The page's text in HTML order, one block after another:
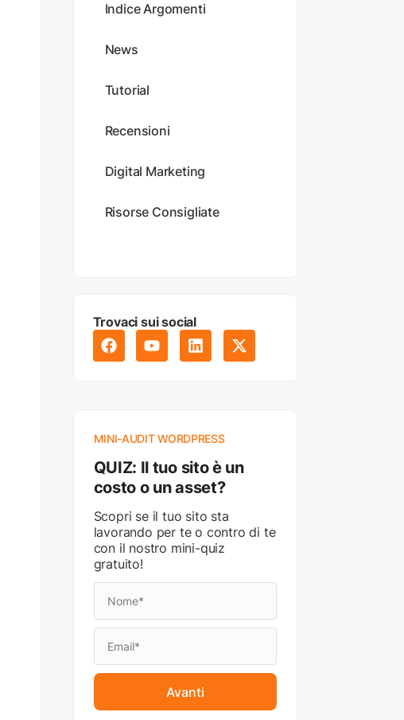
Indice Argomenti
News
Tutorial
Recensioni
Digital Marketing
Risorse Consigliate
Trovaci sui social
MINI-AUDIT WORDPRESS
QUIZ: Il tuo sito è un
costo o un asset?
Scopri se il tuo sito sta
lavorando per te o contro di te
con il nostro mini-quiz
gratuito!
Avanti